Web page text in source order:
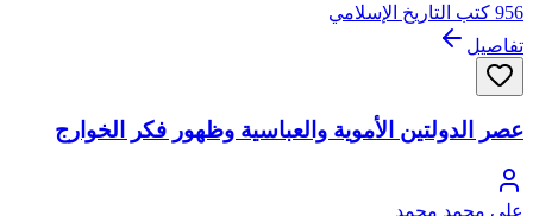
956 كتب التاريخ الإسلامي
تفاصيل
عصر الدولتين الأموية والعباسية وظهور فكر الخوارج
علي محمد محمد